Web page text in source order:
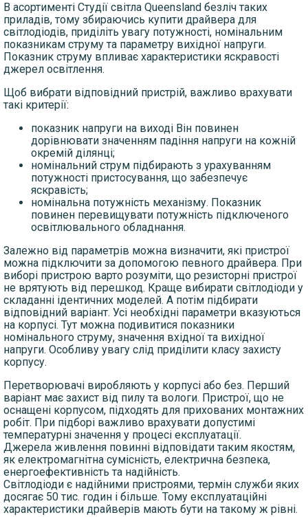
В асортименті Студії світла Queensland безліч таких
приладів, тому збираючись купити драйвера для
світлодіодів, приділіть увагу потужності, номінальним
показникам струму та параметру вихідної напруги.
Показник струму впливає характеристики яскравості
джерел освітлення.
Щоб вибрати відповідний пристрій, важливо врахувати
такі критерії:
показник напруги на виході Він повинен
дорівнювати значенням падіння напруги на кожній
окремій ділянці;
номінальний струм підбирають з урахуванням
потужності пристосування, що забезпечує
яскравість;
номінальна потужність механізму. Показник
повинен перевищувати потужність підключеного
освітлювального обладнання.
Залежно від параметрів можна визначити, які пристрої
можна підключити за допомогою певного драйвера. При
виборі пристрою варто розуміти, що резисторні пристрої
не врятують від перешкод. Краще вибирати світлодіоди у
складанні ідентичних моделей. А потім підбирати
відповідний варіант. Усі необхідні параметри вказуються
на корпусі. Тут можна подивитися показники
номінального струму, значення вхідної та вихідної
напруги. Особливу увагу слід приділити класу захисту
корпусу.
Перетворювачі виробляють у корпусі або без. Перший
варіант має захист від пилу та вологи. Пристрої, що не
оснащені корпусом, підходять для прихованих монтажних
робіт. При підборі важливо врахувати допустимі
температурні значення у процесі експлуатації.
Джерела живлення повинні відповідати таким якостям,
як електромагнітна сумісність, електрична безпека,
енергоефективність та надійність.
Світлодіоди є надійними пристроями, термін служби яких
досягає 50 тис. годин і більше. Тому експлуатаційні
характеристики драйверів мають бути на такому ж рівні.